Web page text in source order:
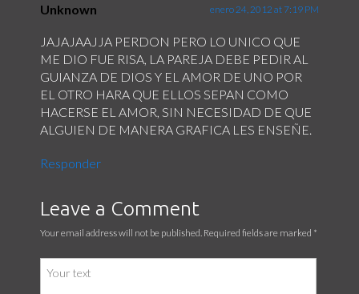
Unknown enero 24, 2012 at 7:19 PM
JAJAJAAJJA PERDON PERO LO UNICO QUE
ME DIO FUE RISA, LA PAREJA DEBE PEDIR AL
GUIANZA DE DIOS Y EL AMOR DE UNO POR
EL OTRO HARA QUE ELLOS SEPAN COMO
HACERSE EL AMOR, SIN NECESIDAD DE QUE
ALGUIEN DE MANERA GRAFICA LES ENSEÑE.
Responder
Leave a Comment
Your email address will not be published. Required fields are marked *